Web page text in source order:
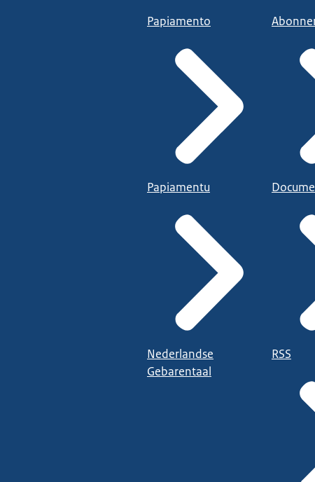
Papiamento
Papiamentu
Nederlandse
Gebarentaal
RSS